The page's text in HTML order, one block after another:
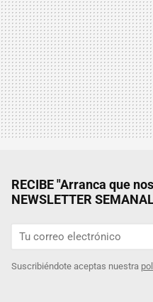
RECIBE "Arranca que
NEWSLETTER
Suscribiéndote aceptas nuestra